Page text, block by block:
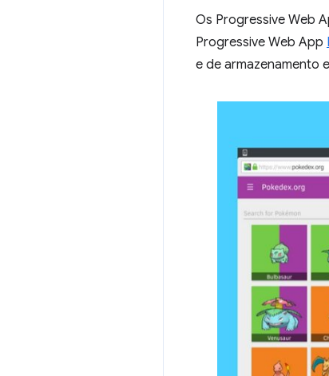
Os Progressive Web
Progressive Web App
e de armazenamento